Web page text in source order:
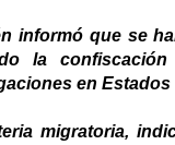
informó que se
la
en
migratoria,